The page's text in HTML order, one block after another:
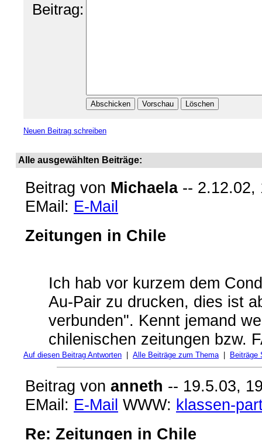
Beitrag:
Neuen Beitrag schreiben
Alle ausgewählten Beiträge:
Beitrag von Michaela-- 2.12.02,
EMail: E-Mail
Zeitungen in Chile
Ich hab vor kurzem dem
Au-Pair zu drucken, dies ist
verbunden". Kennt jemand
chilenischen zeitungen bzw.
Auf diesen Beitrag Antworten Alle Beiträge zum Thema| Beiträge
Beitrag von anneth -- 19.5.03,
EMail: E-Mail WWW: klassen-
Re: Zeitungen in Chile